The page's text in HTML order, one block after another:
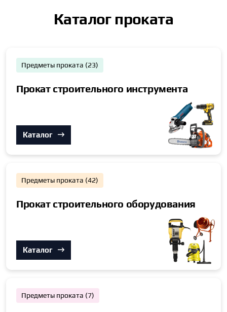
Каталог проката
Предметы проката (23)
Прокат строительного инструмента
Каталог
Предметы проката (42)
Прокат строительного оборудования
Каталог
Предметы проката (7)